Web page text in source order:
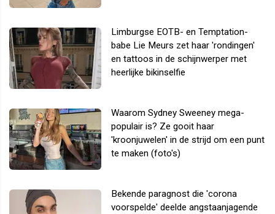
Limburgse EOTB- en Temptation-
babe Lie Meurs zet haar 'rondingen'
en tattoos in de schijnwerper met
heerlijke bikinselfie
Waarom Sydney Sweeney mega-
populair is? Ze gooit haar
'kroonjuwelen' in de strijd om een punt
te maken (foto's)
Bekende paragnost die 'corona
voorspelde' deelde angstaanjagende